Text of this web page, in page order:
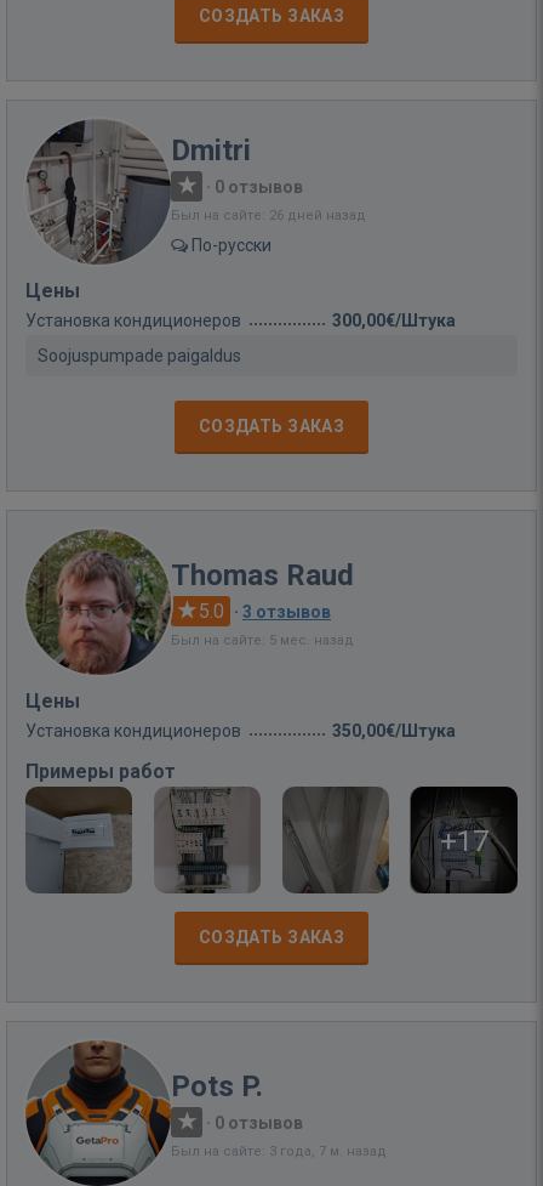
СОЗДАТЬ ЗАКАЗ
Dmitri
· 0 отзывов
Был на сайте: 26 дней назад
По-русски
Цены
Установка кондиционеров
300,00€/Штука
Soojuspumpade paigaldus
СОЗДАТЬ ЗАКАЗ
Thomas Raud
5.0 · 3 отзывов
Был на сайте: 5 мес. назад
Цены
Установка кондиционеров 350,00€/Штука
Примеры работ
+17
СОЗДАТЬ ЗАКАЗ
Pots P.
· 0 отзывов
Был на сайте: 3 года, 7 м. назад